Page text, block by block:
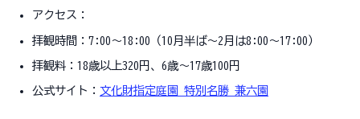
アクセス：
拝観時間：7:00～18:00（10月半ば～2月は8:00～17:00）
拝観料：18歳以上320円、6歳～17歳100円
公式サイト： 文化財指定庭園 特別名勝 兼六園